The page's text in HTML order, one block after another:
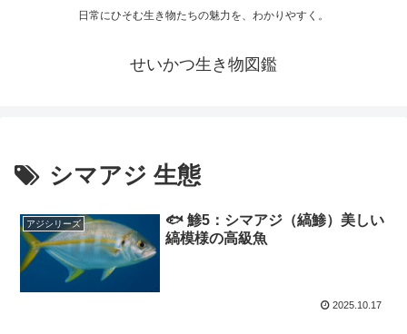
日常にひそむ生き物たちの魅力を、わかりやすく。
せいかつ生き物図鑑
シマアジ 生態
アジシリーズ
🐟 鯵5：シマアジ（縞鯵）美しい
縞模様の高級魚
2025.10.17